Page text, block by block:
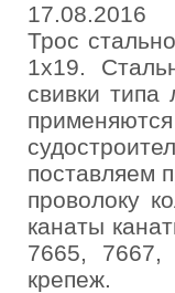
17.08.2016
Трос
1x19.
свивки
поставляем
проволоку
канаты
7665, 7667,
крепеж.